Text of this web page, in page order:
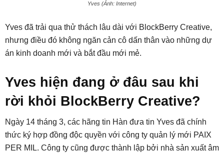
Yves (Ảnh: Internet)
Yves đã trải qua thử thách lâu dài với BlockBerry Creative,
nhưng điều đó không ngăn cản cô dấn thân vào những dự
án kinh doanh mới và bắt đầu mới mẻ.
Yves hiện đang ở đâu sau khi
rời khỏi BlockBerry Creative?
Ngày 14 tháng 3, các hãng tin Hàn đưa tin Yves đã chính
thức ký hợp đồng độc quyền với công ty quản lý mới PAIX
PER MIL. Công ty cũng được thành lập bởi nhà sản xuất âm